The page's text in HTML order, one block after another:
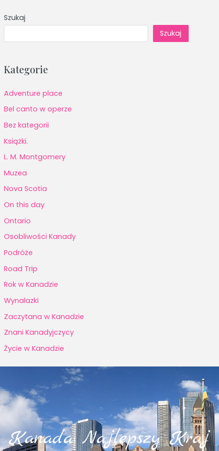
Szukaj
Szukaj
Kategorie
Adventure place
Bel canto w operze
Bez kategorii
Książki.
L. M. Montgomery
Muzea
Nova Scotia
On this day
Ontario
Osobliwości Kanady
Podróże
Road Trip
Rok w Kanadzie
Wynalazki
Zaczytana w Kanadzie
Znani Kanadyjczycy
Życie w Kanadzie